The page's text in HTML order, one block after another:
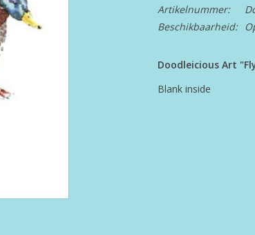
Artikelnummer:
Beschikbaarheid:
Doodleicious Art
Blank inside